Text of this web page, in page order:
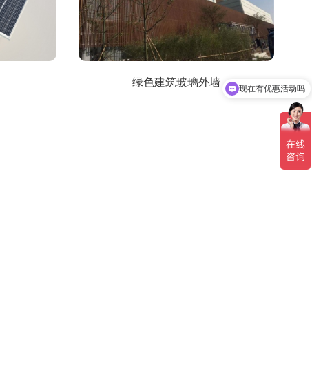
绿色建筑玻璃外墙
可以介绍下你们的产品么